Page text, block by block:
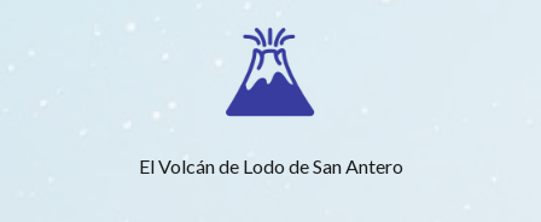
El Volcán de Lodo de San Antero